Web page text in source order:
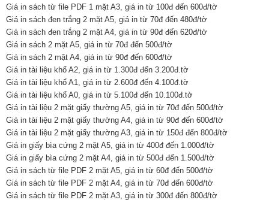
Giá in sách từ file PDF 1 mặt A3, giá in từ 100đ đến 600đ/tờ
Giá in sách đen trắng 2 mặt A5, giá in từ 70đ đến 480đ/tờ
Giá in sách đen trắng 2 mặt A4, giá in từ 90đ đến 620đ/tờ
Giá in sách 2 mặt A5, giá in từ 70đ đến 500đ/tờ
Giá in sách 2 mặt A4, giá in từ 90đ đến 600đ/tờ
Giá in tài liệu khổ A2, giá in từ 1.300đ đến 3.200đ.tờ
Giá in tài liệu khổ A1, giá in từ 2.600đ đến 4.100đ.tờ
Giá in tài liệu khổ A0, giá in từ 5.100đ đến 10.100đ.tờ
Giá in tài liệu 2 mặt giấy thường A5, giá in từ 70đ đến 500đ/tờ
Giá in tài liệu 2 mặt giấy thường A4, giá in từ 90đ đến 600đ/tờ
Giá in tài liệu 2 mặt giấy thường A3, giá in từ 150đ đến 800đ/tờ
Giá in giấy bìa cứng 2 mặt A5, giá in từ 400đ đến 1.000đ/tờ
Giá in giấy bìa cứng 2 mặt A4, giá in từ 500đ đến 1.500đ/tờ
Giá in sách từ file PDF 2 mặt A5, giá in từ 60đ đến 500đ/tờ
Giá in sách từ file PDF 2 mặt A4, giá in từ 70đ đến 600đ/tờ
Giá in sách từ file PDF 2 mặt A3, giá in từ 300đ đến 800đ/tờ